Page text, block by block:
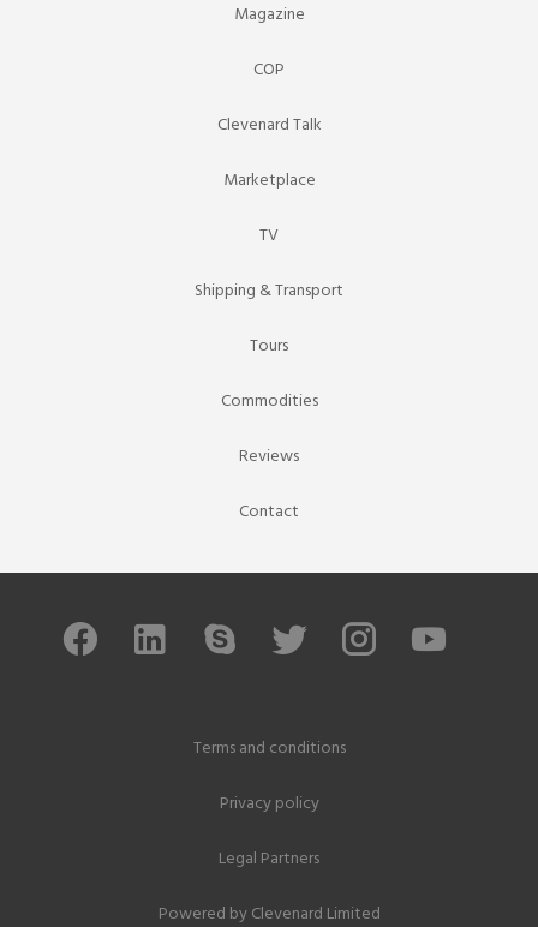
Magazine
COP
Clevenard Talk
Marketplace
TV
Shipping & Transport
Tours
Commodities
Reviews
Contact
Terms and conditions
Privacy policy
Legal Partners
Powered byClevenard Limited